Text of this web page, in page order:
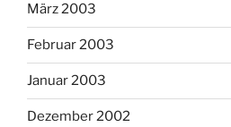
März 2003
Februar 2003
Januar 2003
Dezember 2002